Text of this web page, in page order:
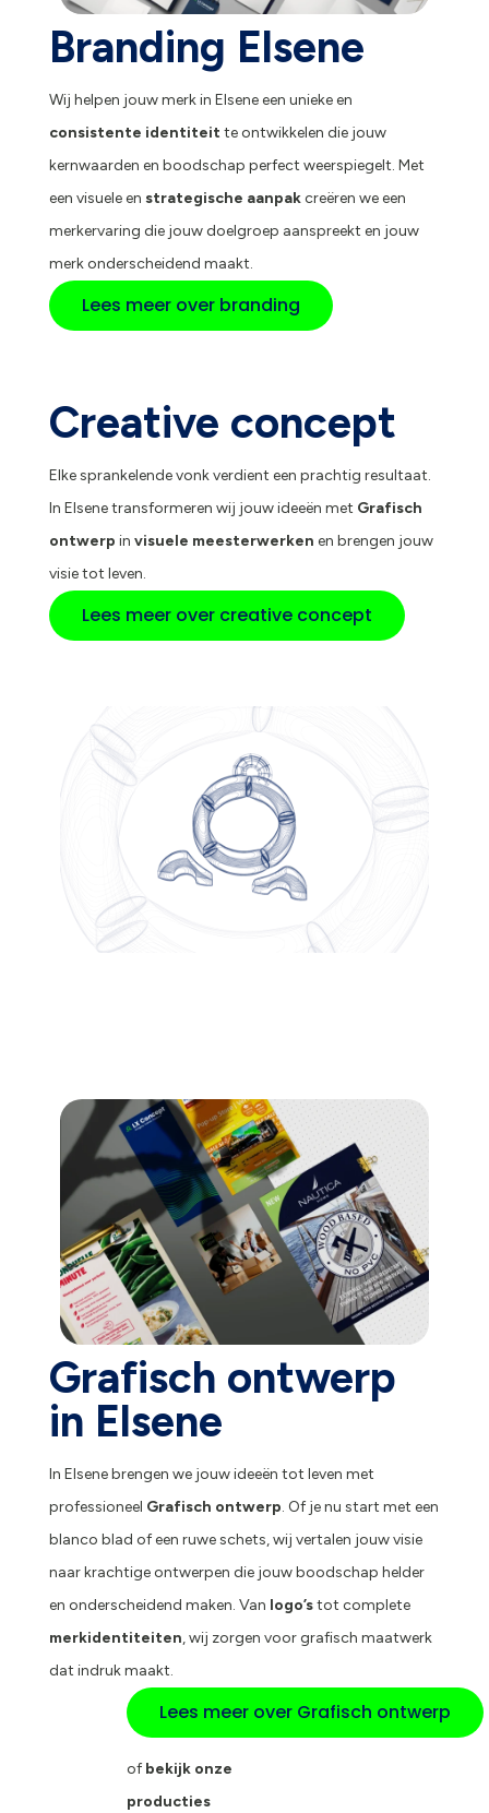
Branding Elsene
Wij helpen jouw merk in Elsene een unieke en
consistente identiteitte ontwikkelen die jouw
kernwaarden en boodschap perfect weerspiegelt. Met
een visuele en strategische aanpakcreëren we een
merkervaring die jouw doelgroep aanspreekt en jouw
merk onderscheidend maakt.
Lees meer over branding
Creative concept
Elke sprankelende vonk verdient een prachtig resultaat.
In Elsene transformeren wij jouw ideeën met Grafisch
ontwerp in visuele meesterwerken en brengen jouw
visie tot leven.
Lees meer over creative concept
Grafisch ontwerp
in Elsene
In Elsene brengen we jouw ideeën tot leven met
professioneel Grafisch ontwerp. Of je nu start met een
blanco blad of een ruwe schets, wij vertalen jouw visie
naar krachtige ontwerpen die jouw boodschap helder
en onderscheidend maken. Van logo’stot complete
merkidentiteiten, wij zorgen voor grafisch maatwerk
dat indruk maakt.
Lees meer over Grafisch ontwerp
ofbekijk onze
producties